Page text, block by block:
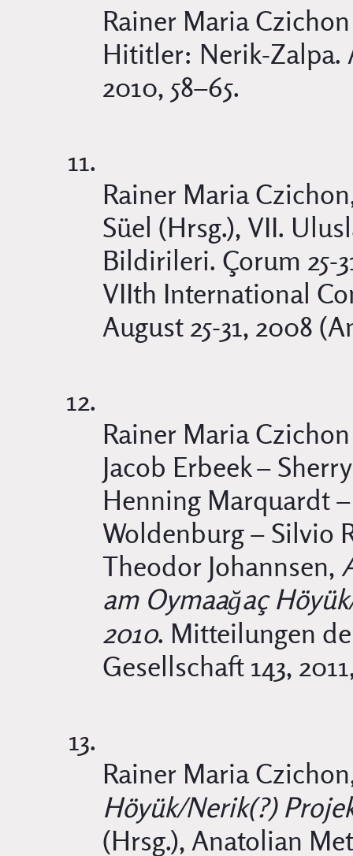
Rainer Maria
Hititler: Nerik-Zalpa.
2010, 58–65.
Rainer Maria
Süel (Hrsg.), VII.
Bildirileri. Çorum 25-
VIIth International
August 25-31, 2008
Rainer Maria
Jacob Erbeek –
Henning Marquardt
Woldenburg – Silvio
Theodor Johannsen,
am Oymaağaç
2010. Mitteilungen
Gesellschaft 143,
Rainer Maria
Höyük/Nerik(?)
(Hrsg.), Anatolian